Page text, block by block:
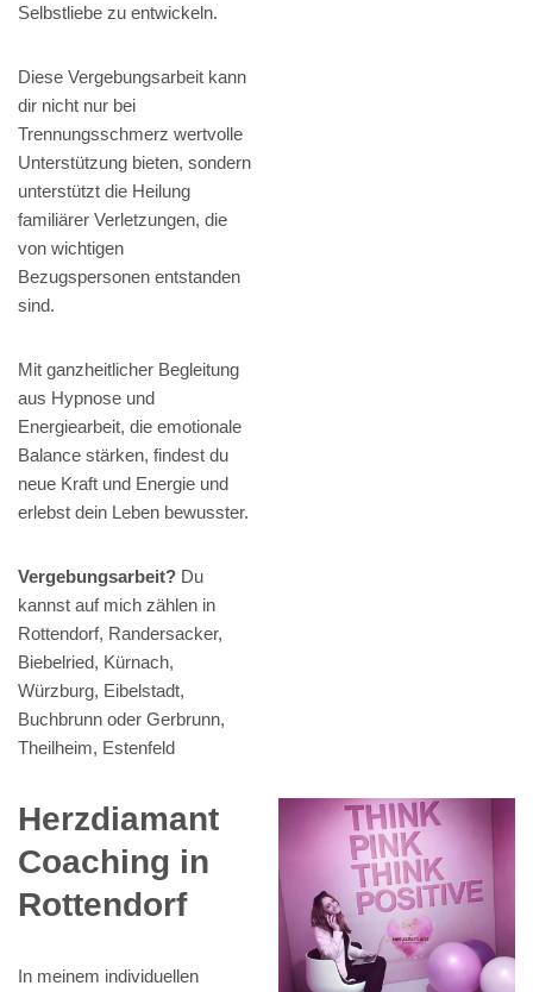
Selbstliebe zu entwickeln.
Diese Vergebungsarbeit kann
dir nicht nur bei
Trennungsschmerz wertvolle
Unterstützung bieten, sondern
unterstützt die Heilung
familiärer Verletzungen, die
von wichtigen
Bezugspersonen entstanden
sind.
Mit ganzheitlicher Begleitung
aus Hypnose und
Energiearbeit, die emotionale
Balance stärken, findest du
neue Kraft und Energie und
erlebst dein Leben bewusster.
Vergebungsarbeit? Du
kannst auf mich zählen in
Rottendorf, Randersacker,
Biebelried, Kürnach,
Würzburg, Eibelstadt,
Buchbrunn oder Gerbrunn,
Theilheim, Estenfeld
Herzdiamant
Coaching in
Rottendorf
In meinem individuellen